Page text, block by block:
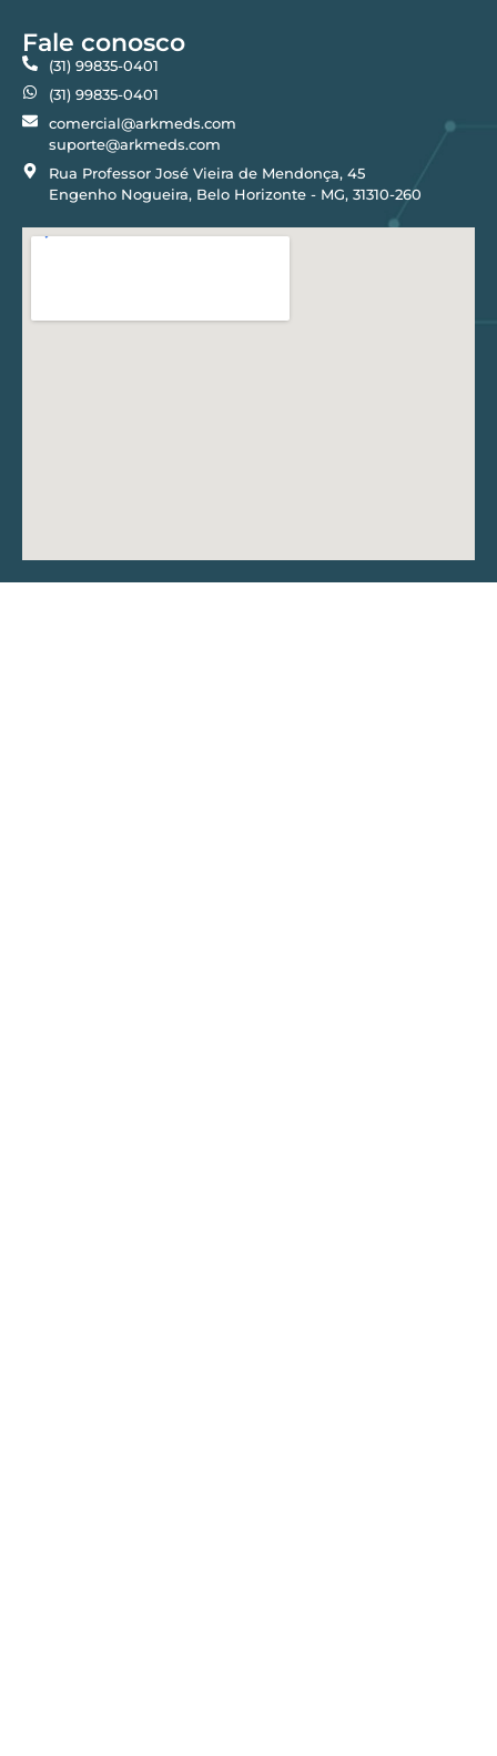
Fale conosco
(31) 99835-0401
(31) 99835-0401
comercial@arkmeds.com
suporte@arkmeds.com
Rua Professor José Vieira de Mendonça, 45
Engenho Nogueira, Belo Horizonte - MG, 31310-260